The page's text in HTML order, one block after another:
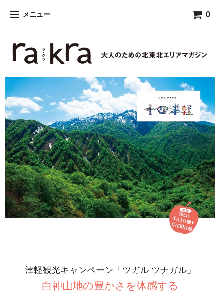
メニュー 0
津軽観光キャンペーン「ツガル ツナガル」
白神山地の豊かさを体感する